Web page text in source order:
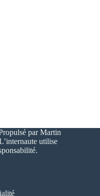
par Martin
utilise